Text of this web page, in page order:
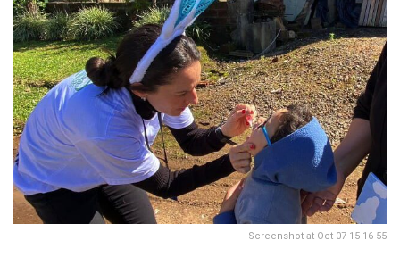
Screenshot at Oct 07 15 16 55